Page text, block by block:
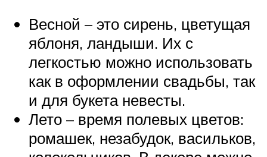
Весной – это сирень, цветущая
яблоня, ландыши. Их с
легкостью можно использовать
как в оформлении свадьбы, так
и для букета невесты.
Лето – время полевых цветов:
ромашек, незабудок, васильков,